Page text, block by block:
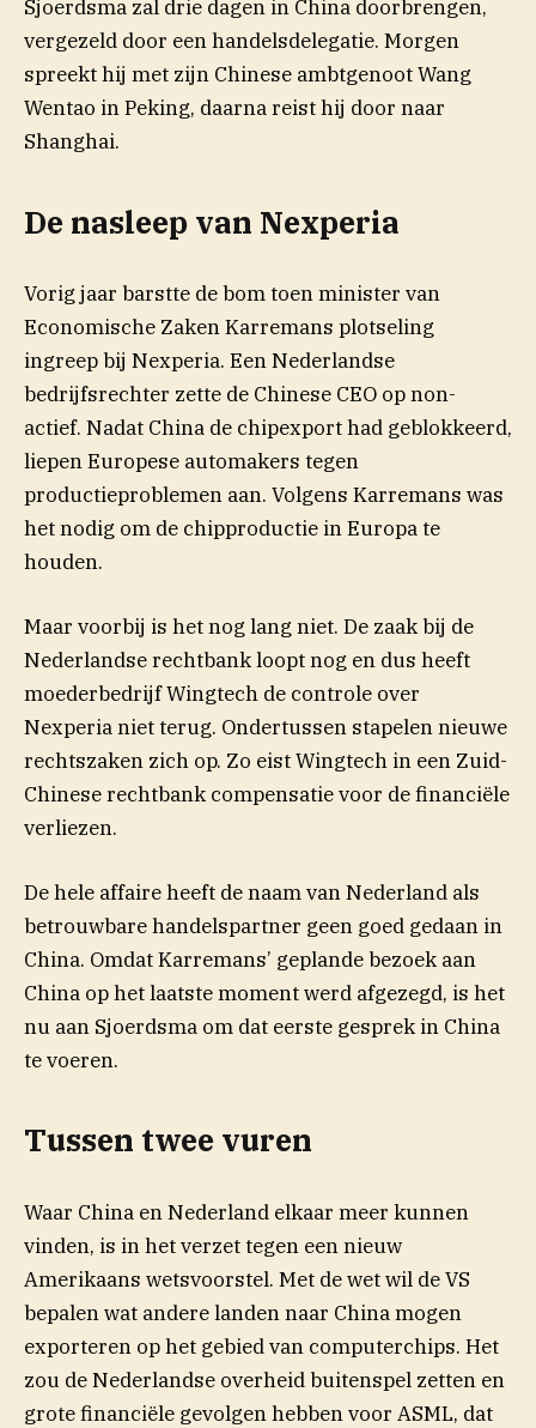
Sjoerdsma zal drie dagen in China doorbrengen,
vergezeld door een handelsdelegatie. Morgen
spreekt hij met zijn Chinese ambtgenoot Wang
Wentao in Peking, daarna reist hij door naar
Shanghai.
De nasleep van Nexperia
Vorig jaar barstte de bom toen minister van
Economische Zaken Karremans plotseling
ingreep bij Nexperia. Een Nederlandse
bedrijfsrechter zette de Chinese CEO op non-
actief. Nadat China de chipexport had geblokkeerd,
liepen Europese automakers tegen
productieproblemen aan. Volgens Karremans was
het nodig om de chipproductie in Europa te
houden.
Maar voorbij is het nog lang niet. De zaak bij de
Nederlandse rechtbank loopt nog en dus heeft
moederbedrijf Wingtech de controle over
Nexperia niet terug. Ondertussen stapelen nieuwe
rechtszaken zich op. Zo eist Wingtech in een Zuid-
Chinese rechtbank compensatie voor de financiële
verliezen.
De hele affaire heeft de naam van Nederland als
betrouwbare handelspartner geen goed gedaan in
China. Omdat Karremans’ geplande bezoek aan
China op het laatste moment werd afgezegd, is het
nu aan Sjoerdsma om dat eerste gesprek in China
te voeren.
Tussen twee vuren
Waar China en Nederland elkaar meer kunnen
vinden, is in het verzet tegen een nieuw
Amerikaans wetsvoorstel. Met de wet wil de VS
bepalen wat andere landen naar China mogen
exporteren op het gebied van computerchips. Het
zou de Nederlandse overheid buitenspel zetten en
grote financiële gevolgen hebben voor ASML, dat